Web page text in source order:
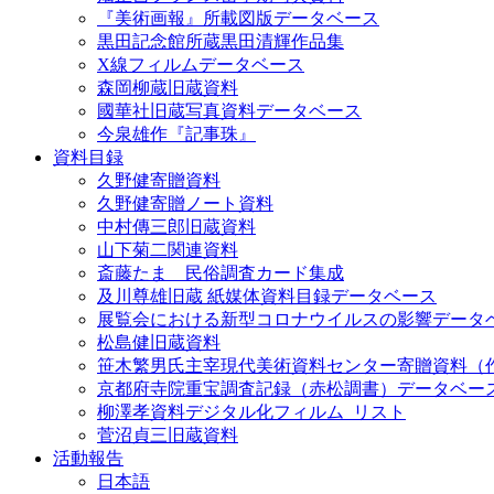
『美術画報』所載図版データベース
黒田記念館所蔵黒田清輝作品集
X線フィルムデータベース
森岡柳蔵旧蔵資料
國華社旧蔵写真資料データベース
今泉雄作『記事珠』
資料目録
久野健寄贈資料
久野健寄贈ノート資料
中村傳三郎旧蔵資料
山下菊二関連資料
斎藤たま 民俗調査カード集成
及川尊雄旧蔵 紙媒体資料目録データベース
展覧会における新型コロナウイルスの影響データ
松島健旧蔵資料
笹木繁男氏主宰現代美術資料センター寄贈資料（
京都府寺院重宝調査記録（赤松調書）データベー
柳澤孝資料デジタル化フィルム_リスト
菅沼貞三旧蔵資料
活動報告
日本語